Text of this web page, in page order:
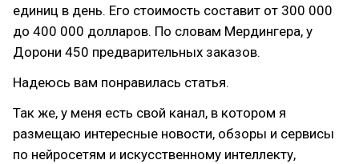
единиц в день. Его стоимость составит от 300 000
до 400 000 долларов. По словам Мердингера, у
Дорони 450 предварительных заказов.
Надеюсь вам понравилась статья.
Так же, у меня есть свой канал, в котором я
размещаю интересные новости, обзоры и сервисы
по нейросетям и искусственному интеллекту,